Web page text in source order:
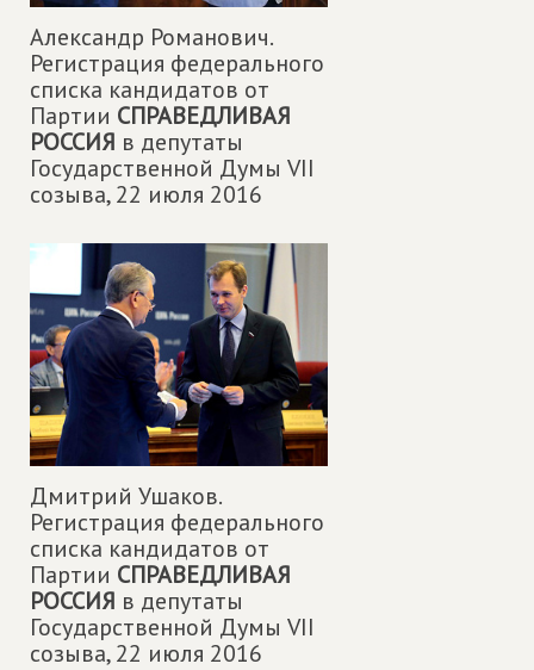
Александр Романович.
Регистрация федерального
списка кандидатов от
Партии СПРАВЕДЛИВАЯ
РОССИЯ в депутаты
Государственной Думы VII
созыва,22 июля 2016
Дмитрий Ушаков.
Регистрация федерального
списка кандидатов от
Партии СПРАВЕДЛИВАЯ
РОССИЯ в депутаты
Государственной Думы VII
созыва,22 июля 2016